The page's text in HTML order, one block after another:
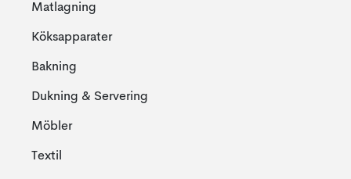
Matlagning
Köksapparater
Bakning
Dukning & Servering
Möbler
Textil